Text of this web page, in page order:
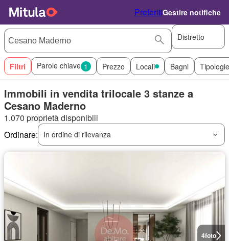
PreferitiGestire notifiche
Distretto
Filtri Parole chiave 1 Prezzo Locali Bagni
Immobili in vendita trilocale 3 stanze a
Cesano Maderno
1.070 proprietà disponibili
Ordinare:
In ordine di rilevanza
4foto